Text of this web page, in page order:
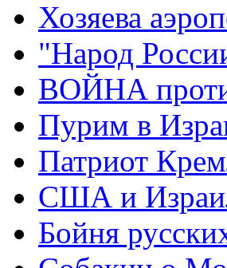
Хозяева
"Народ
ВОЙНА
Пурим в
Патриот
США и
Бойня